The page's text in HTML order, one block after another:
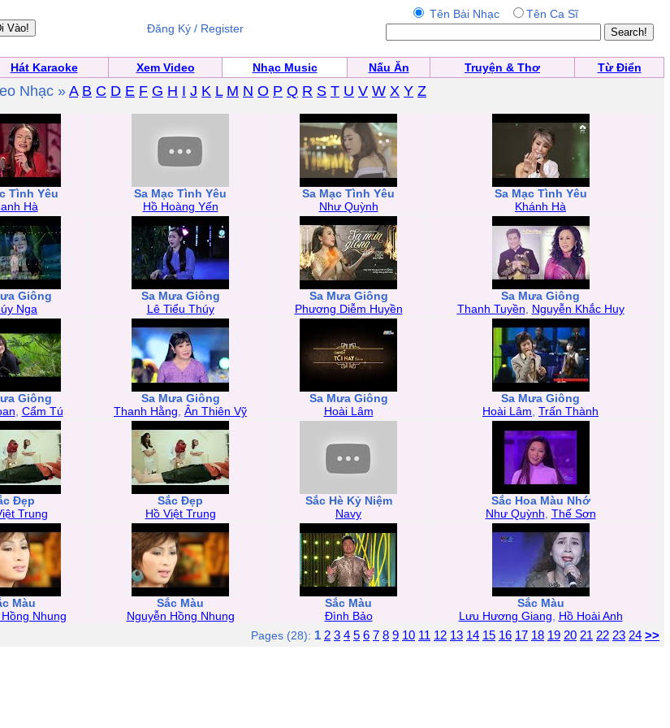
Đăng Ký / Register
Tên Bài Nhạc Tên Ca Sĩ
Hát Karaoke Xem Video Nhạc Music Nấu Ăn Truyện & Thơ
Từ Điển
Nhạc » A B C D E F G H I J K L M N O P Q R S T U V W X Y Z
Tình Yêu
Hà
Sa Mạc Tình Yêu
Hồ Hoàng Yến
Sa Mạc Tình Yêu
Như Quỳnh
Sa Mạc Tình Yêu
Khánh Hà
Giông
Nga
Sa Mưa Giông
Lê Tiểu Thúy
Sa Mưa Giông
Phương Diễm Huyền
Sa Mưa Giông
Thanh Tuyền
Nguyễn Khắc Huy
Giông
Cẩm Tú
Sa Mưa Giông
Thanh Hằng Ân Thiên Vỹ
Sa Mưa Giông
Hoài Lâm
Sa Mưa Giông
Hoài Lâm Trấn Thành
Đẹp
Trung
Sắc Đẹp
Hồ Việt Trung
Sắc Hè Kỷ Niệm
Navy
Sắc Hoa Màu Nhớ
Như Quỳnh Thế Sơn
Màu
Nhung
Sắc Màu
Nguyễn Hồng Nhung
Sắc Màu
Đình Bảo
Sắc Màu
Lưu Hương Giang
Hồ Hoài Anh
Pages (28): 1 2 3 4 5 6 7 8 9 10 11 12 13 14 15 16 17 18 19 20 21 22 23 24 >>